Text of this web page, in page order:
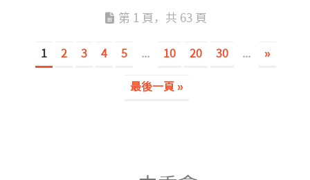
第 1 頁，共 63 頁
1 2 3 4 5 ... 10 20 30 ... »
最後一頁 »